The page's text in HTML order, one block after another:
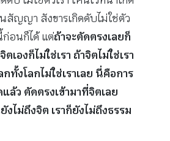
นสัญญา สังขารเกิดดับไม่ใช่ตัว
ก่อนก็ได้ แต่ถ้าจะตัดตรงเลยก็
เองก็ไม่ใช่เรา ถ้าจิตไม่ใช่เรา
กทั้งโลกไม่ใช่เราเลย นี่คือการ
ว ตัดตรงเข้ามาที่จิตเลย
งไม่ถึงจิต เราก็ยังไม่ถึงธรรม